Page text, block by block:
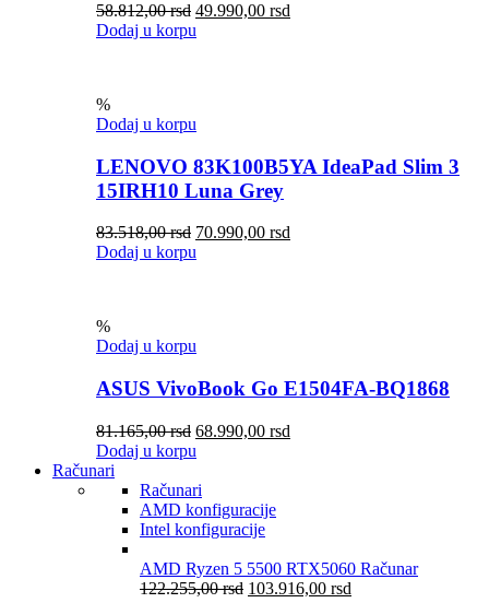
58.812,00rsd 49.990,00 rsd
Dodaj u korpu
%
Dodaj u korpu
LENOVO 83K100B5YA IdeaPad Slim 3
15IRH10 Luna Grey
83.518,00rsd 70.990,00 rsd
Dodaj u korpu
%
Dodaj u korpu
ASUS VivoBook Go E1504FA-BQ1868
81.165,00rsd 68.990,00 rsd
Dodaj u korpu
Računari
Računari
AMD konfiguracije
Intel konfiguracije
AMD Ryzen 5 5500 RTX5060 Računar
122.255,00rsd 103.916,00 rsd